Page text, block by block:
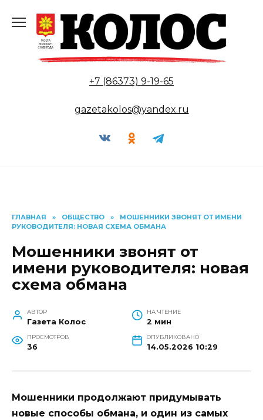
содержанию
+7 (86373) 9-19-65
gazetakolos@yandex.ru
ГЛАВНАЯ » ОБЩЕСТВО »
МОШЕННИКИ ЗВОНЯТ ОТ ИМЕНИ
РУКОВОДИТЕЛЯ: НОВАЯ СХЕМА ОБМАНА
Мошенники звонят от
имени руководителя: новая
схема обмана
АВТОР
Газета Колос
НА ЧТЕНИЕ
2 мин
ПРОСМОТРОВ
36
ОПУБЛИКОВАНО
14.05.2026 10:29
Мошенники продолжают придумывать
новые способы обмана, и один из самых